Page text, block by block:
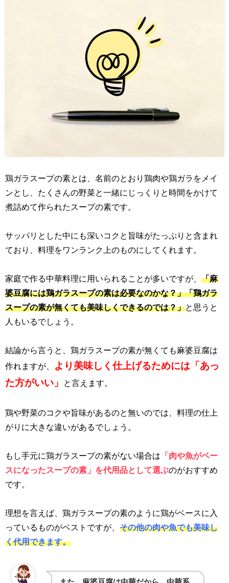
鶏ガラスープの素とは、名前のとおり鶏肉や鶏ガラをメイ
ンとし、たくさんの野菜と一緒にじっくりと時間をかけて
煮詰めて作られたスープの素です。
サッパリとした中にも深いコクと旨味がたっぷりと含まれ
ており、料理をワンランク上のものにしてくれます。
家庭で作る中華料理に用いられることが多いですが、 「麻
婆豆腐には鶏ガラスープの素は必要なのかな？」「鶏ガラ
スープの素が無くても美味しくできるのでは？」と思うと
人もいるでしょう。
結論から言うと、鶏ガラスープの素が無くても麻婆豆腐は
作れますが、
より美味しく仕上げるためには「あっ
た方がいい」
と言えます。
鶏や野菜のコクや旨味があるのと無いのでは、料理の仕上
がりに大きな違いがあるでしょう。
もし手元に鶏ガラスープの素がない場合は 「肉や魚がベー
スになったスープの素」を代用品として選ぶのがおすすめ
です。
理想を言えば、鶏ガラスープの素のように鶏がベースに入
っているものがベストですが、 その他の肉や魚でも美味し
く代用できます。